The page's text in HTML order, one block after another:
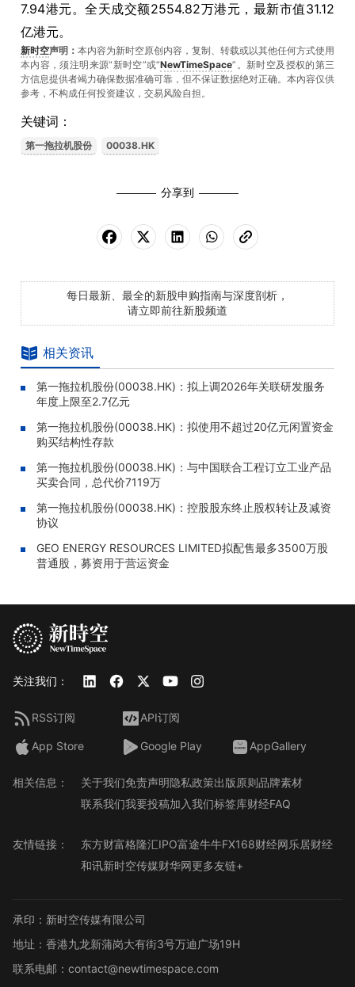
7.94港元。全天成交额2554.82万港元，最新市值31.12
亿港元。
新时空声明： 本内容为新时空原创内容，复制、转载或以其他任何方式使用
本内容，须注明来源“新时空”或“NewTimeSpace”。新时空及授权的第三
方信息提供者竭力确保数据准确可靠，但不保证数据绝对正确。本內容仅供
参考，不构成任何投资建议，交易风险自担。
关键词：
第一拖拉机股份 00038.HK
分享到
每日最新、最全的新股申购指南与深度剖析，
请立即前往新股频道
相关资讯
第一拖拉机股份(00038.HK)：拟上调2026年关联研发服务
年度上限至2.7亿元
第一拖拉机股份(00038.HK)：拟使用不超过20亿元闲置资金
购买结构性存款
第一拖拉机股份(00038.HK)：与中国联合工程订立工业产品
买卖合同，总代价7119万
第一拖拉机股份(00038.HK)：控股股东终止股权转让及减资
协议
GEO ENERGY RESOURCES LIMITED拟配售最多3500万股
普通股，募资用于营运资金
关注我们：
RSS订阅 API订阅
App Store Google Play AppGallery
相关信息： 关于我们免责声明隐私政策出版原则品牌素材
联系我们我要投稿加入我们标签库财经FAQ
友情链接： 东方财富格隆汇IPO富途牛牛FX168财经网乐居财经
和讯新时空传媒财华网更多友链+
承印：新时空传媒有限公司
地址：香港九龙新蒲岗大有街3号万迪广场19H
联系电邮：contact@newtimespace.com